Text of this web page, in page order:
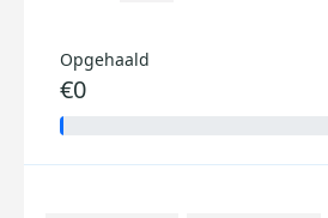
Opgehaald
€0